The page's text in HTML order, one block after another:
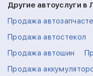
Другие автоуслуги в
Продажа
Продажа автостекол
Продажа автошин
Продажа